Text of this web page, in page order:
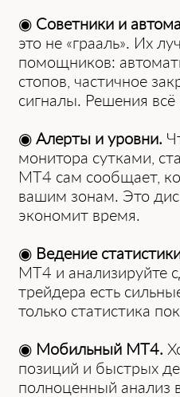
◉ Советники и
это не «грааль». Их
помощников:
стопов, частичное
сигналы. Решения
◉ Алерты и уровни.
монитора сутками,
MT4 сам сообщает,
вашим зонам. Это
экономит время.
◉ Ведение
MT4 и анализируйте
трейдера есть
только статистика
◉ Мобильный MT4.
позиций и быстрых
полноценный анализ